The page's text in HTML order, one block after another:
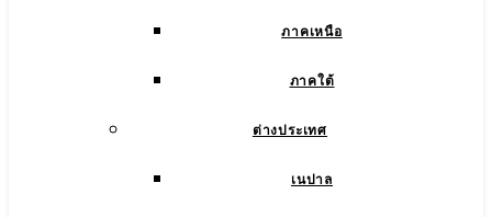
ภาคเหนือ
ภาคใต้
ต่างประเทศ
เนปาล